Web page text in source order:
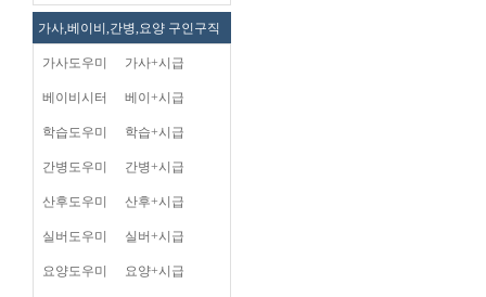
가사,베이비,간병,요양 구인구직
가사도우미 가사+시급
베이비시터 베이+시급
학습도우미 학습+시급
간병도우미 간병+시급
산후도우미 산후+시급
실버도우미 실버+시급
요양도우미 요양+시급